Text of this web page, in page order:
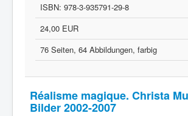
ISBN: 978-3-935791-29-8
24,00 EUR
76 Seiten, 64 Abbildungen, farbig
Réalisme magique. Christa
Bilder 2002-2007